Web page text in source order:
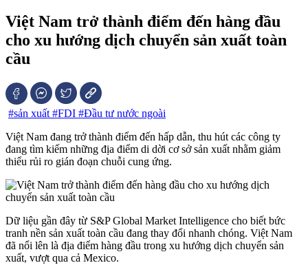
Việt Nam trở thành điểm đến hàng đầu
cho xu hướng dịch chuyển sản xuất toàn
cầu
#sản xuất #FDI #Đầu tư nước ngoài
Việt Nam đang trở thành điểm đến hấp dẫn, thu hút các công ty
đang tìm kiếm những địa điểm di dời cơ sở sản xuất nhằm giảm
thiểu rủi ro gián đoạn chuỗi cung ứng.
Dữ liệu gần đây từ S&P Global Market Intelligence cho biết bức
tranh nền sản xuất toàn cầu đang thay đổi nhanh chóng. Việt Nam
đã nổi lên là địa điểm hàng đầu trong xu hướng dịch chuyển sản
xuất, vượt qua cả Mexico.